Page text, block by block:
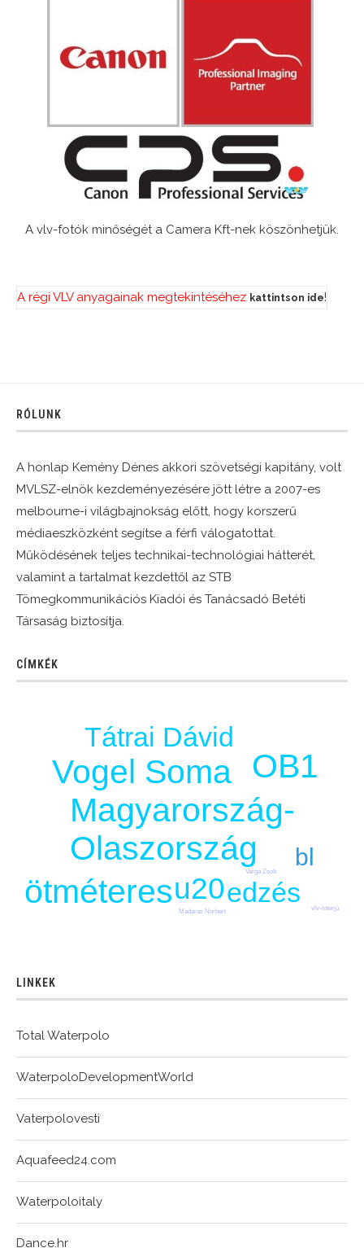
A vlv-fotók minőségét a Camera Kft-nek köszönhetjük.
A régi VLV anyagainak megtekintéséhez kattintson ide!
RÓLUNK
A honlap Kemény Dénes akkori szövetségi kapitány, volt
MVLSZ-elnök kezdeményezésére jött létre a 2007-es
melbourne-i világbajnokság előtt, hogy korszerű
médiaeszközként segítse a férfi válogatottat.
Működésének teljes technikai-technológiai hátterét,
valamint a tartalmat kezdettől az STB
Tömegkommunikációs Kiadói és Tanácsadó Betéti
Társaság biztosítja.
CÍMKÉK
Magyarország-
Olaszország
OB1
Vogel Soma
ötméteresu20edzés
Tátrai Dávid
bl
Madaras Norbert
Varga Zsolt
vlv-interjú
LINKEK
Total Waterpolo
WaterpoloDevelopmentWorld
Vaterpolovesti
Aquafeed24.com
Waterpoloitaly
Dance.hr